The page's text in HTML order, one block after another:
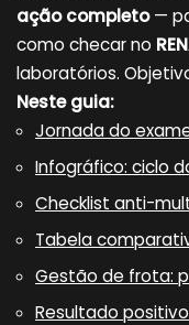
ação completo—
como checar no
laboratórios.
Neste guia:
Jornada do
Infográfico: ciclo
Checklist anti-
Tabela
Gestão de frota:
Resultado